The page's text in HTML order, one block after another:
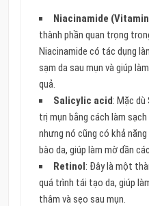
Niacinamide
thành phần quan trọng
Niacinamide có tác dụng
sạm da sau mụn và giúp
quả.
Salicylic acid: Mặc dù
trị mụn bằng cách làm
nhưng nó cũng có khả
bào da, giúp làm mờ dần
Retinol : Đây là một
quá trình tái tạo da, giúp
thâm và sẹo sau mụn.